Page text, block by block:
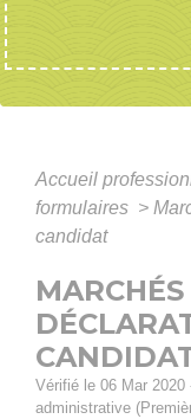
Accueil
formulaires >
candidat
Vérifié le 06 Mar
administrative